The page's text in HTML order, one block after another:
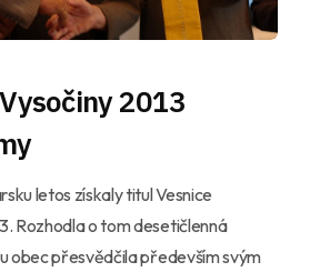
2013
letos získaly titul Vesnice
Rozhodla o tom desetičlenná
obec přesvědčila především svým